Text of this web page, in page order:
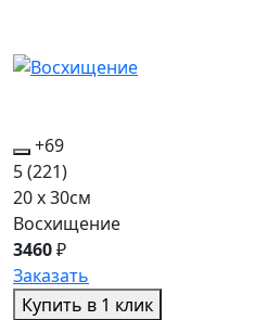
+69
5(221)
20 x 30см
Восхищение
3460₽
Заказать
Купить в 1 клик